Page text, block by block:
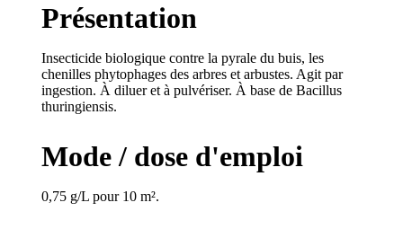
Présentation
Insecticide biologique contre la pyrale du buis, les
chenilles phytophages des arbres et arbustes. Agit par
ingestion. À diluer et à pulvériser. À base de Bacillus
thuringiensis.
Mode / dose d'emploi
0,75 g/L pour 10 m².